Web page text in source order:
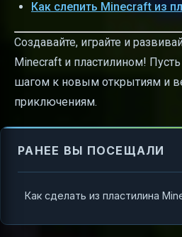
Как слепить Minecraft из
Создавайте, играйте и
Minecraft и пластилином!
шагом к новым открытиям и
приключениям.
РАНЕЕ ВЫ ПОСЕЩАЛИ